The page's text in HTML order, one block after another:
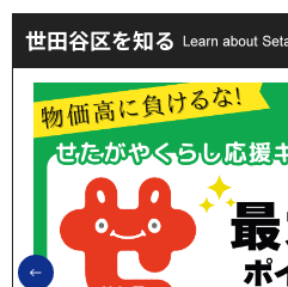
世田谷区を知る
前のスライドを表示